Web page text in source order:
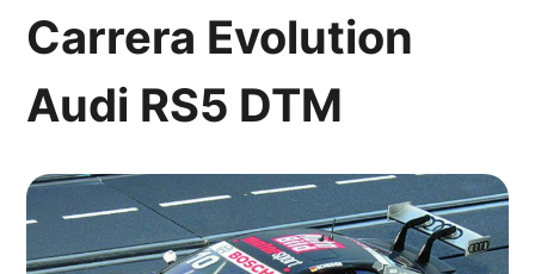
Carrera Evolution
Audi RS5 DTM